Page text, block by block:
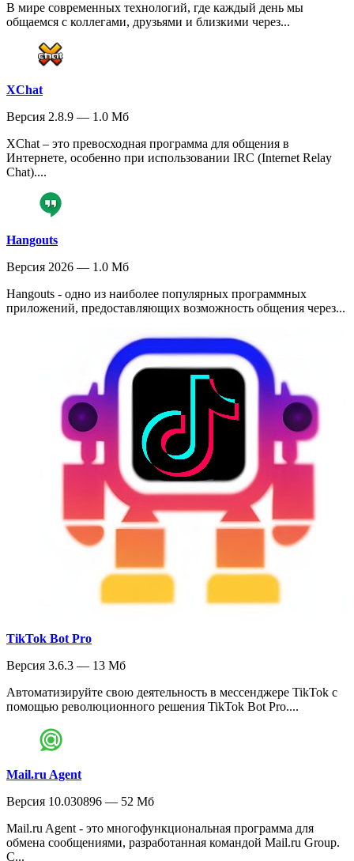
В мире современных технологий, где каждый день мы
общаемся с коллегами, друзьями и близкими через...
XChat
Версия 2.8.9 — 1.0 Мб
XChat – это превосходная программа для общения в
Интернете, особенно при использовании IRC (Internet Relay
Chat)....
Hangouts
Версия 2026 — 1.0 Мб
Hangouts - одно из наиболее популярных программных
приложений, предоставляющих возможность общения через...
TikTok Bot Pro
Версия 3.6.3 — 13 Мб
Автоматизируйте свою деятельность в мессенджере TikTok с
помощью революционного решения TikTok Bot Pro....
Mail.ru Agent
Версия 10.030896 — 52 Мб
Mail.ru Agent - это многофункциональная программа для
обмена сообщениями, разработанная командой Mail.ru Group.
С...